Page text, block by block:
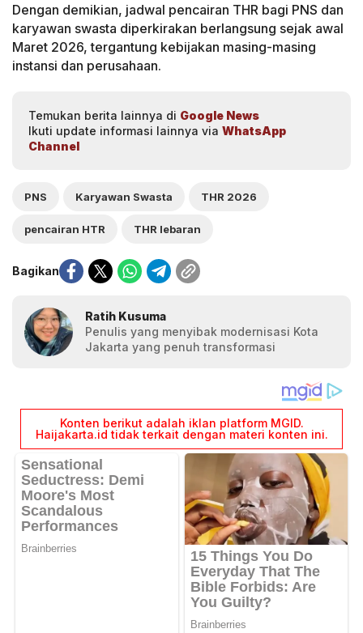
Dengan demikian, jadwal pencairan THR bagi PNS dan
karyawan swasta diperkirakan berlangsung sejak awal
Maret 2026, tergantung kebijakan masing-masing
instansi dan perusahaan.
Temukan berita lainnya di Google News
Ikuti update informasi lainnya via WhatsApp
Channel
PNS Karyawan Swasta THR 2026
pencairan HTR THR lebaran
Bagikan
Ratih Kusuma
Penulis yang menyibak modernisasi Kota
Jakarta yang penuh transformasi